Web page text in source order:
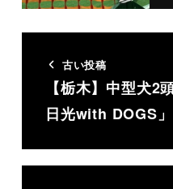
古い投稿
【栃木】中型犬2
日光with DOGS